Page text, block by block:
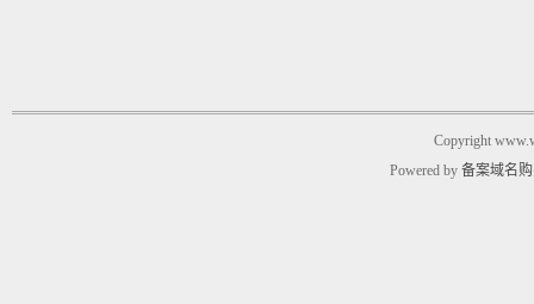
Copyright
Powered by 备案域名